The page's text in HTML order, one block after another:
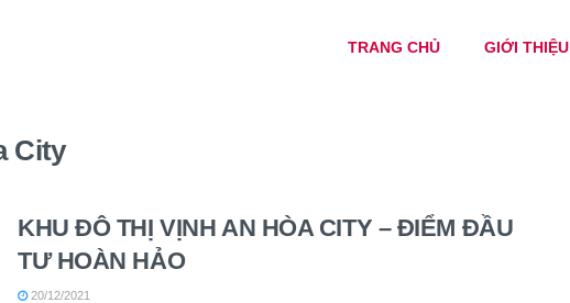
TRANG CHỦ GIỚI THIỆU
City
KHU ĐÔ THỊ VỊNH AN HÒA CITY – ĐIỂM ĐẦU
TƯ HOÀN HẢO
20/12/2021